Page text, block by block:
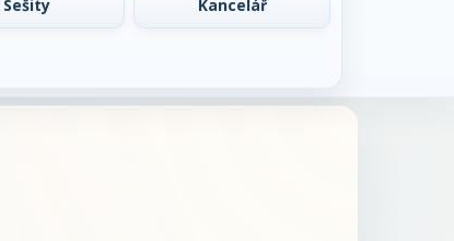
Sešity Kancelář